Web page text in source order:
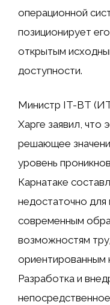
операционной
позиционирует
открытым
доступности.
Министр IT-BT
Харге заявил, что
решающее
уровень
Карнатаке
недостаточно для
современным
возможностям
ориентированным
Разработка и